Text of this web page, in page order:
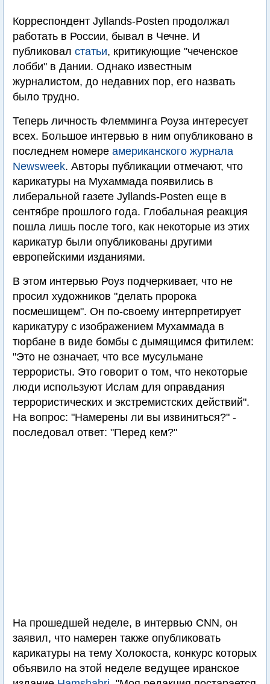
Корреспондент Jyllands-Posten продолжал
работать в России, бывал в Чечне. И
публиковал статьи, критикующие "чеченское
лобби" в Дании. Однако известным
журналистом, до недавних пор, его назвать
было трудно.
Теперь личность Флемминга Роуза интересует
всех. Большое интервью в ним опубликовано в
последнем номере американского журнала
Newsweek. Авторы публикации отмечают, что
карикатуры на Мухаммада появились в
либеральной газете Jyllands-Posten еще в
сентябре прошлого года. Глобальная реакция
пошла лишь после того, как некоторые из этих
карикатур были опубликованы другими
европейскими изданиями.
В этом интервью Роуз подчеркивает, что не
просил художников "делать пророка
посмешищем". Он по-своему интерпретирует
карикатуру с изображением Мухаммада в
тюрбане в виде бомбы с дымящимся фитилем:
"Это не означает, что все мусульмане
террористы. Это говорит о том, что некоторые
люди используют Ислам для оправдания
террористических и экстремистских действий".
На вопрос: "Намерены ли вы извиниться?" -
последовал ответ: "Перед кем?"
На прошедшей неделе, в интервью CNN, он
заявил, что намерен также опубликовать
карикатуры на тему Холокоста, конкурс которых
объявило на этой неделе ведущее иранское